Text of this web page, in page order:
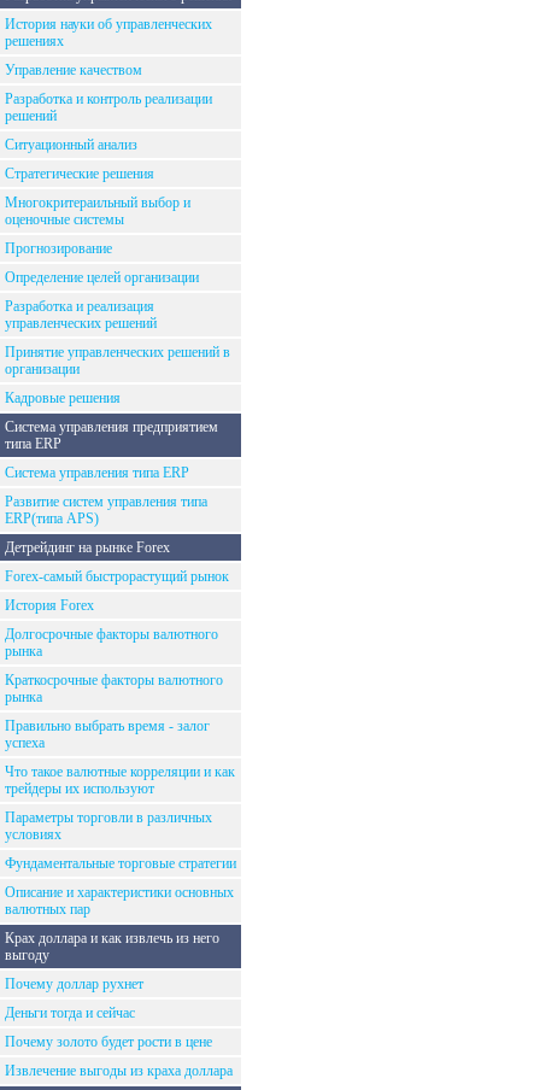
История науки об управленческих
решениях
Управление качеством
Разработка и контроль реализации
решений
Ситуационный анализ
Стратегические решения
Многокритераильный выбор и
оценочные системы
Прогнозирование
Определение целей организации
Разработка и реализация
управленческих решений
Принятие управленческих решений в
организации
Кадровые решения
Система управления предприятием
типа ERP
Система управления типа ERP
Развитие систем управления типа
ERP(типа APS)
Детрейдинг на рынке Forex
Forex-самый быстрорастущий рынок
История Forex
Долгосрочные факторы валютного
рынка
Краткосрочные факторы валютного
рынка
Правильно выбрать время - залог
успеха
Что такое валютные корреляции и как
трейдеры их используют
Параметры торговли в различных
условиях
Фундаментальные торговые стратегии
Описание и характеристики основных
валютных пар
Крах доллара и как извлечь из него
выгоду
Почему доллар рухнет
Деньги тогда и сейчас
Почему золото будет рости в цене
Извлечение выгоды из краха доллара